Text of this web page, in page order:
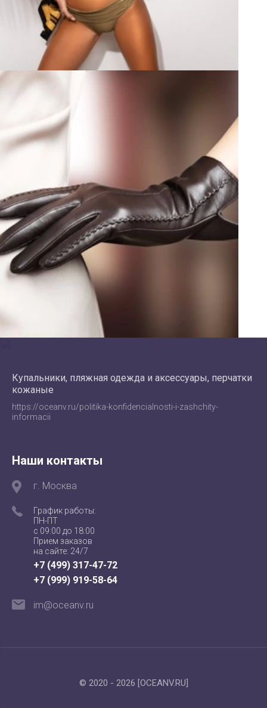
Купальники, пляжная одежда и аксессуары, перчатки
кожаные
https://oceanv.ru/politika-konfidencialnosti-i-zashchity-
informacii
Наши контакты
г. Москва
График работы:
ПН-ПТ
с 09:00 до 18:00
Прием заказов
на сайте: 24/7
+7 (499) 317-47-72
+7 (999) 919-58-64
im@oceanv.ru
© 2020 - 2026 [OCEANV.RU]